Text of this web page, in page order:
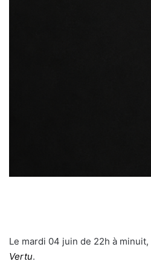
Le mardi 04 juin de 22h à minuit,
Vertu.